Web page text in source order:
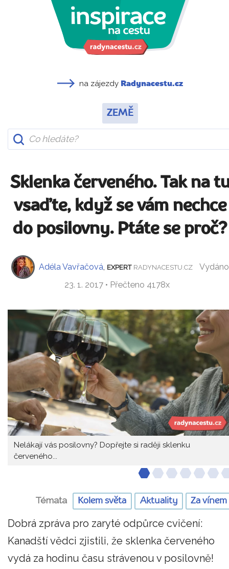
na zájezdy Radynacestu.cz
ZEMĚ
Sklenka červeného. Tak na
vsaďte, když se vám nechce
do posilovny. Ptáte se proč?
Adéla Vavřačová EXPERT RADYNACESTU.CZ
Vydáno
23. 1. 2017 • Přečteno 4178x
Nelákají vás posilovny? Dopřejte si raději sklenku
červeného...
Témata Kolem světa Aktuality Za vínem
Dobrá zpráva pro zaryté odpůrce cvičení:
Kanadští vědci zjistili, že sklenka červeného
vydá za hodinu času strávenou v posilovně!